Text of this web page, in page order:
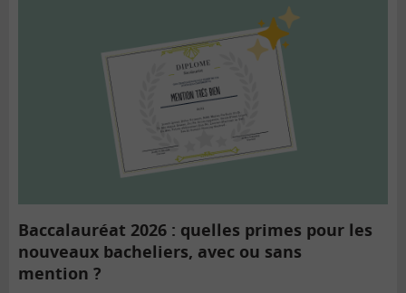
Baccalauréat 2026 : quelles primes pour les
nouveaux bacheliers, avec ou sans
mention ?